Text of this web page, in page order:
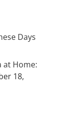
Days
at Home:
18,